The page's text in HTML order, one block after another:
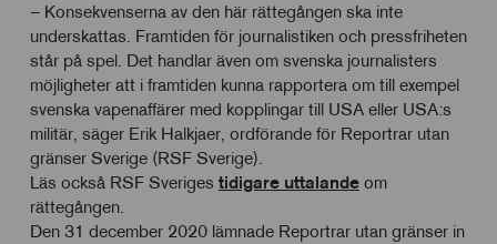
– Konsekvenserna av den här rättegången ska inte
underskattas. Framtiden för journalistiken och pressfriheten
står på spel. Det handlar även om svenska journalisters
möjligheter att i framtiden kunna rapportera om till exempel
svenska vapenaffärer med kopplingar till USA eller USA:s
militär, säger Erik Halkjaer, ordförande för Reportrar utan
gränser Sverige (RSF Sverige).
Läs också RSF Sveriges tidigare uttalandeom
rättegången.
Den 31 december 2020 lämnade Reportrar utan gränser in